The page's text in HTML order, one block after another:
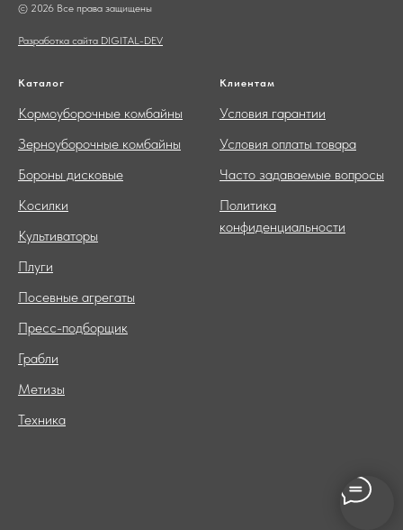
© 2026 Все права защищены
Разработка сайта DIGITAL-DEV
Каталог
Кормоуборочные комбайны
Зерноуборочные комбайны
Бороны дисковые
Косилки
Культиваторы
Плуги
Посевные агрегаты
Пресс-подборщик
Грабли
Метизы
Техника
Клиентам
Условия гарантии
Условия оплаты товара
Часто задаваемые вопросы
Политика
конфиденциальности